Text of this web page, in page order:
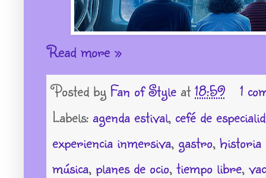
Read more »
Posted by Fan of Style at 18:59
1
Labels: agenda estival, cefé de
experiencia inmersiva, gastro, historia
música, planes de ocio, tiempo libre,